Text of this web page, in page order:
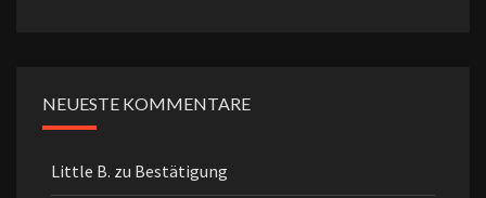
NEUESTE KOMMENTARE
Little B. zu Bestätigung